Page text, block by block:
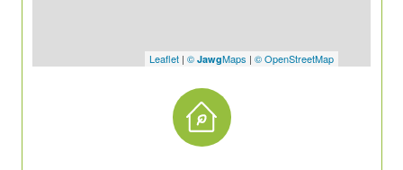
Leaflet | © JawgMaps | © OpenStreetMap